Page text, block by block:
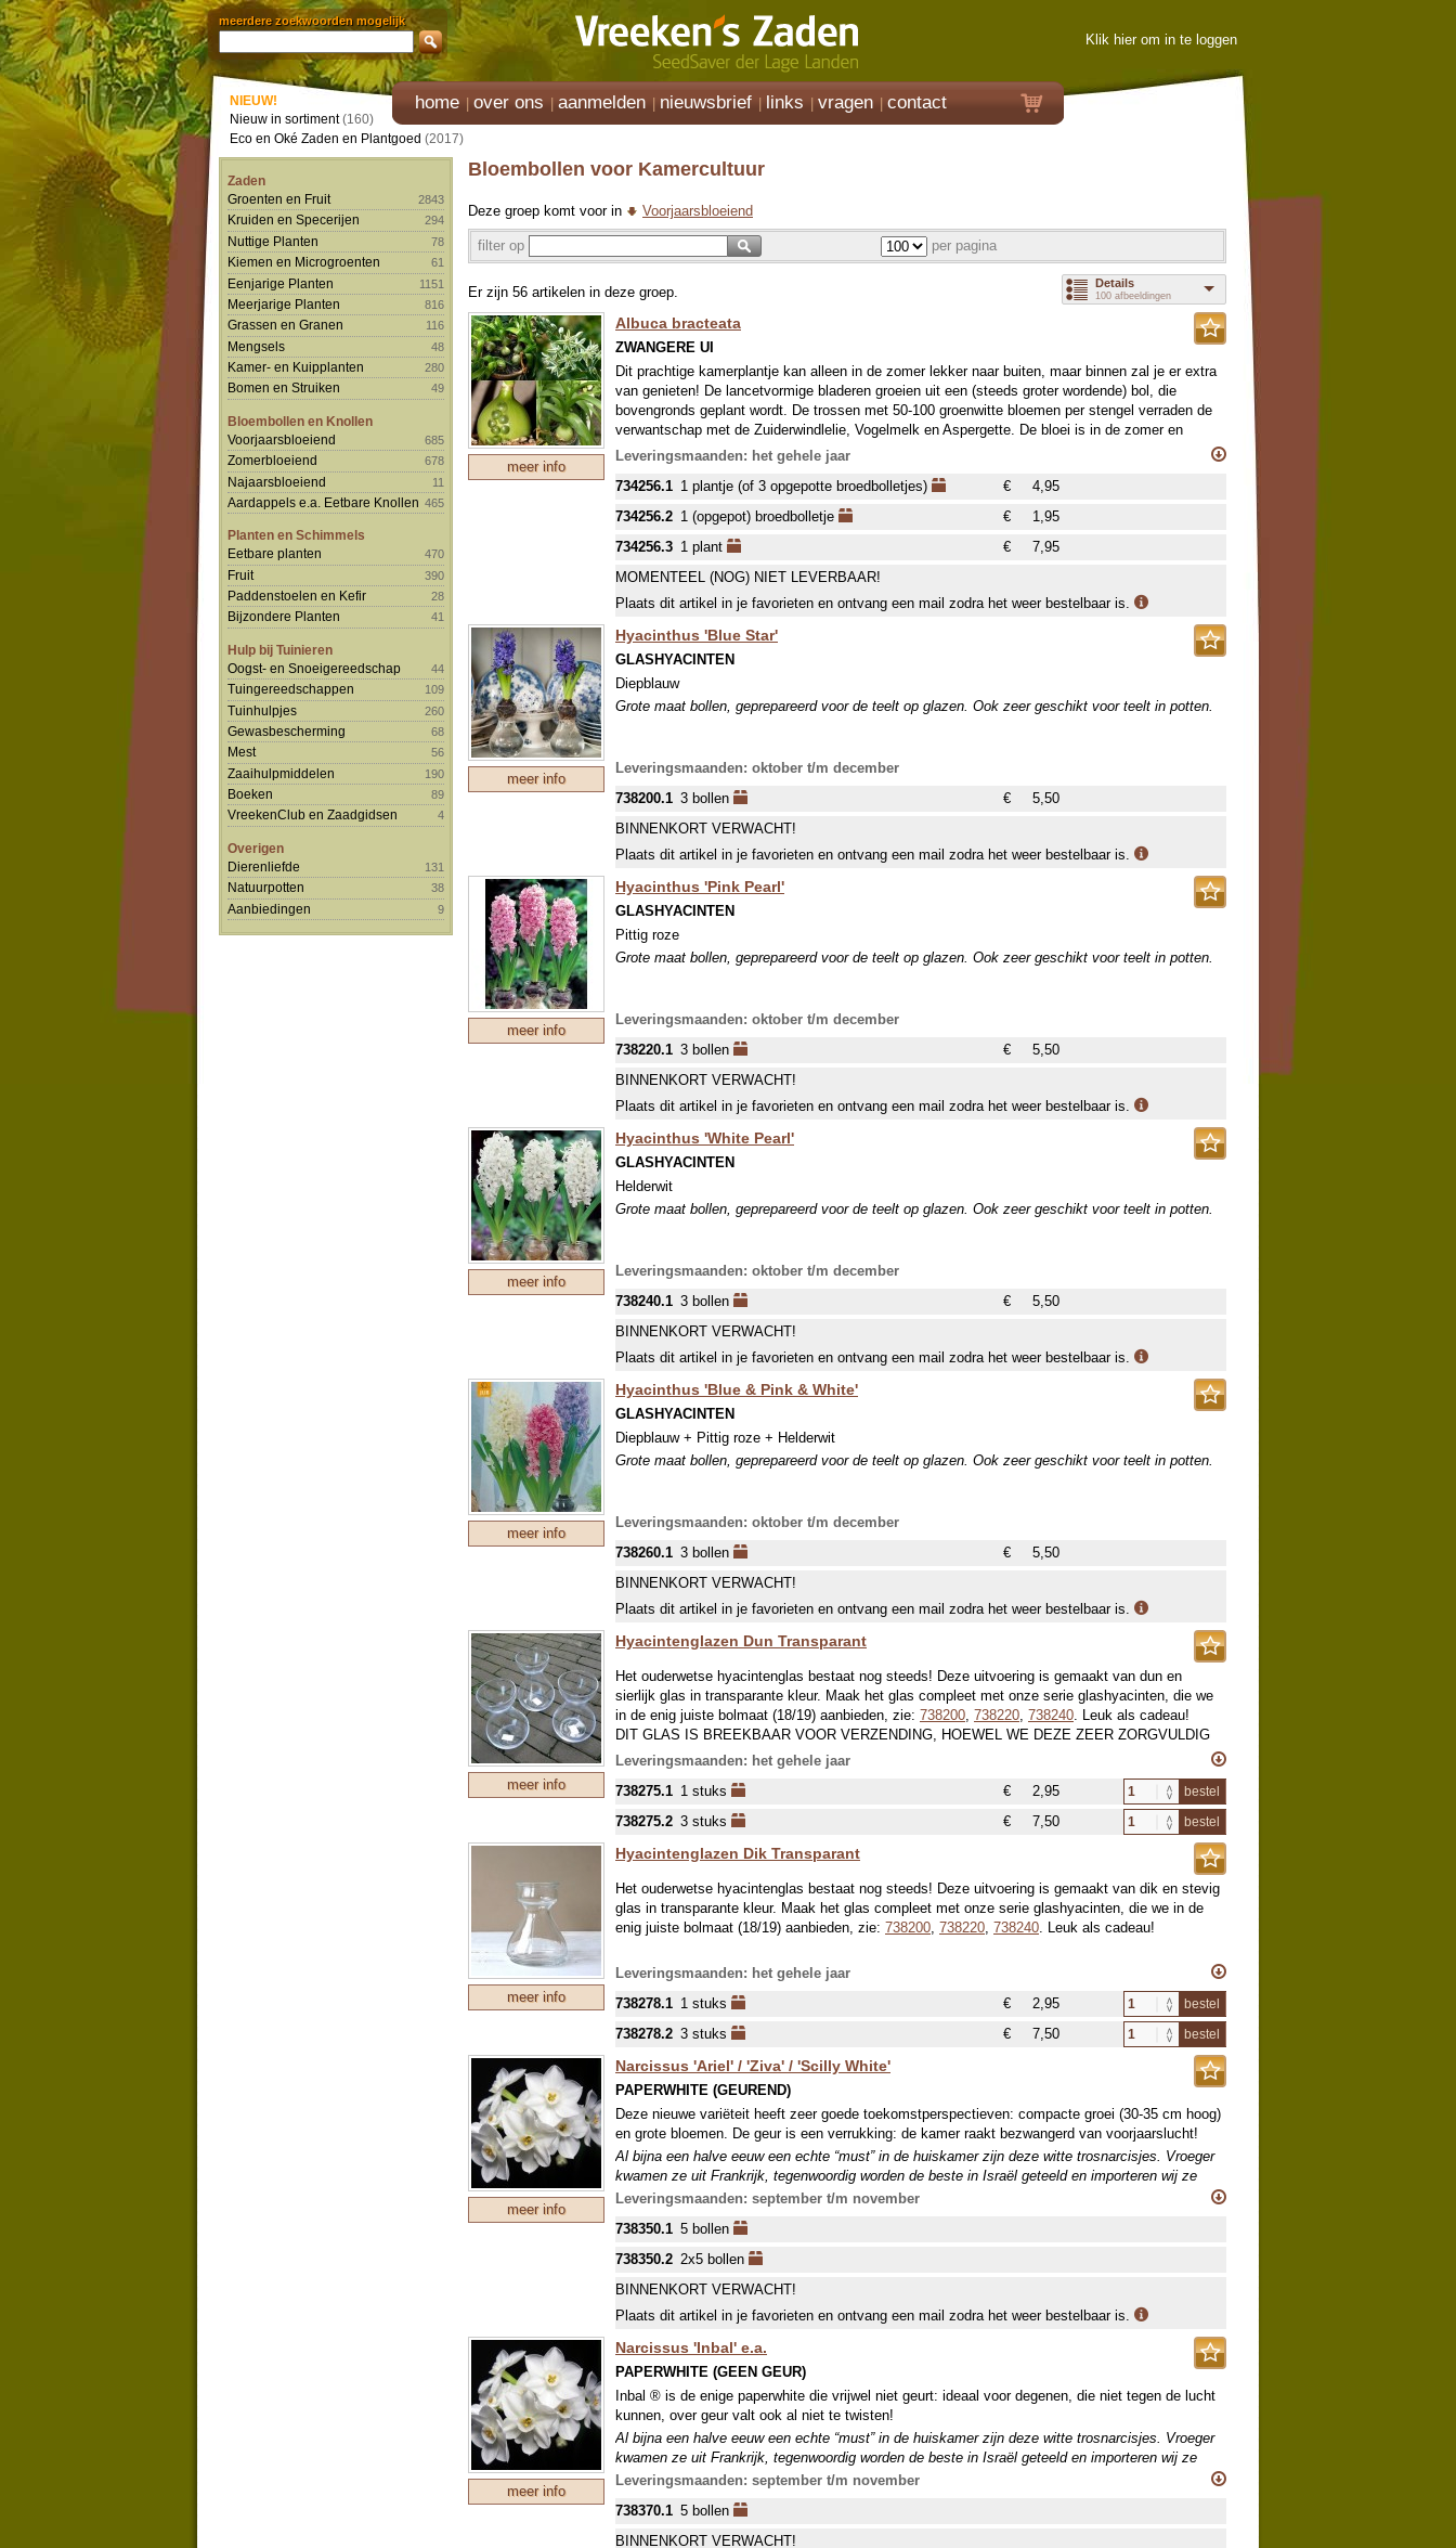
meerdere zoekwoorden mogelijk
Klik hier om in te loggen
home over ons aanmelden nieuwsbrief links vragen contact
NIEUW!
Nieuw in sortiment(160)
Eco en Oké Zaden en Plantgoed (2017)
Zaden
Groenten en Fruit
2843
Kruiden en Specerijen 294
Nuttige Planten 78
Kiemen en Microgroenten 61
Eenjarige Planten 1151
Meerjarige Planten 816
Grassen en Granen 116
Mengsels 48
Kamer- en Kuipplanten 280
Bomen en Struiken 49
Bloembollen en Knollen
Voorjaarsbloeiend
685
Zomerbloeiend 678
Najaarsbloeiend 11
Aardappels e.a. Eetbare Knollen 465
Planten en Schimmels
Eetbare planten
470
Fruit 390
Paddenstoelen en Kefir 28
Bijzondere Planten 41
Hulp bij Tuinieren
Oogst- en Snoeigereedschap
44
Tuingereedschappen 109
Tuinhulpjes 260
Gewasbescherming 68
Mest 56
Zaaihulpmiddelen 190
Boeken 89
VreekenClub en Zaadgidsen 4
Overigen
Dierenliefde
131
Natuurpotten 38
Aanbiedingen 9
Bloembollen voor Kamercultuur
Deze groep komt voor in Voorjaarsbloeiend
filter op per pagina
Details
100 afbeeldingen
Er zijn 56 artikelen in deze groep.
meer info
Albuca bracteata
ZWANGERE UI
Dit prachtige kamerplantje kan alleen in de zomer lekker naar buiten, maar binnen zal je er extra
van genieten! De lancetvormige bladeren groeien uit een (steeds groter wordende) bol, die
bovengronds geplant wordt. De trossen met 50-100 groenwitte bloemen per stengel verraden de
verwantschap met de Zuiderwindlelie, Vogelmelk en Aspergette. De bloei is in de zomer en
gebeurt aan stevige stengels van 70-90 cm lengte.
Aan de basisbol groeien spontaan kleine bolletjes, de krijgen dus gekloonde kindertjes... geef
het plantje een lichte plaats, enig zonlicht wordt goed verdragen, wel vochtig houden, anders
gaat de bol in rust en laat het blad vallen. Die rustperiode kan in de winter geforceerd worden
door de plantje koeler en droger te zetten.
Het plantje is overigens niet eetbaar en zelfs licht giftig of irriterend. De Baviaan eet er graag
plantje groeit wild in Zuid- en Oost Afrika.
Leveringsmaanden: het gehele jaar
734256.1 1 plantje (of 3 opgepotte broedbolletjes) €
4,95
734256.2 1 (opgepot) broedbolletje €
1,95
734256.3 1 plant €
7,95
MOMENTEEL (NOG) NIET LEVERBAAR!
Plaats dit artikel in je favorieten en ontvang een mail zodra het weer bestelbaar is.
meer info
Hyacinthus 'Blue Star'
GLASHYACINTEN
Diepblauw
Grote maat bollen, geprepareerd voor de teelt op glazen. Ook zeer geschikt voor teelt in potten.
Leveringsmaanden: oktober t/m december
738200.1 3 bollen €
5,50
BINNENKORT VERWACHT!
Plaats dit artikel in je favorieten en ontvang een mail zodra het weer bestelbaar is.
meer info
Hyacinthus 'Pink Pearl'
GLASHYACINTEN
Pittig roze
Grote maat bollen, geprepareerd voor de teelt op glazen. Ook zeer geschikt voor teelt in potten.
Leveringsmaanden: oktober t/m december
738220.1 3 bollen €
5,50
BINNENKORT VERWACHT!
Plaats dit artikel in je favorieten en ontvang een mail zodra het weer bestelbaar is.
meer info
Hyacinthus 'White Pearl'
GLASHYACINTEN
Helderwit
Grote maat bollen, geprepareerd voor de teelt op glazen. Ook zeer geschikt voor teelt in potten.
Leveringsmaanden: oktober t/m december
738240.1 3 bollen €
5,50
BINNENKORT VERWACHT!
Plaats dit artikel in je favorieten en ontvang een mail zodra het weer bestelbaar is.
meer info
Hyacinthus 'Blue & Pink & White'
GLASHYACINTEN
Diepblauw + Pittig roze + Helderwit
Grote maat bollen, geprepareerd voor de teelt op glazen. Ook zeer geschikt voor teelt in potten.
Leveringsmaanden: oktober t/m december
738260.1 3 bollen €
5,50
BINNENKORT VERWACHT!
Plaats dit artikel in je favorieten en ontvang een mail zodra het weer bestelbaar is.
meer info
Hyacintenglazen Dun Transparant
Het ouderwetse hyacintenglas bestaat nog steeds! Deze uitvoering is gemaakt van dun en
sierlijk glas in transparante kleur. Maak het glas compleet met onze serie glashyacinten, die we
in de enig juiste bolmaat (18/19) aanbieden, zie: 738200 738220 738240 . Leuk als cadeau!
DIT GLAS IS BREEKBAAR VOOR VERZENDING, HOEWEL WE DEZE ZEER ZORGVULDIG
INPAKKEN KUNNEN WE EEN HELE OVERKOMST NIET GARANDEREN! OPHALEN?
Leveringsmaanden: het gehele jaar
738275.1 1 stuks € 2,95 bestel
738275.2 3 stuks € 7,50 bestel
meer info
Hyacintenglazen Dik Transparant
Het ouderwetse hyacintenglas bestaat nog steeds! Deze uitvoering is gemaakt van dik en stevig
glas in transparante kleur. Maak het glas compleet met onze serie glashyacinten, die we in de
enig juiste bolmaat (18/19) aanbieden, zie: 738200 738220 738240 . Leuk als cadeau!
DIT GLAS IS BREEKBAAR VOOR VERZENDING, HOEWEL WE DEZE ZEER ZORGVULDIG
INPAKKEN KUNNEN WE EEN HELE OVERKOMST NIET GARANDEREN! OPHALEN?
Leveringsmaanden: het gehele jaar
738278.1 1 stuks € 2,95 bestel
738278.2 3 stuks € 7,50 bestel
meer info
Narcissus 'Ariel' / 'Ziva' / 'Scilly White'
PAPERWHITE (GEUREND)
Deze nieuwe variëteit heeft zeer goede toekomstperspectieven: compacte groei (30-35 cm hoog)
en grote bloemen. De geur is een verrukking: de kamer raakt bezwangerd van voorjaarslucht!
Al bijna een halve eeuw een echte “must” in de huiskamer zijn deze witte trosnarcisjes. Vroeger
kwamen ze uit Frankrijk, tegenwoordig worden de beste in Israël geteeld en importeren wij ze
dan ook daar vandaan. Gemakkelijk te telen (met duidelijke teeltaanwijzing).
Leveringsmaanden: september t/m november
738350.1 5 bollen
738350.2 2x5 bollen
BINNENKORT VERWACHT!
Plaats dit artikel in je favorieten en ontvang een mail zodra het weer bestelbaar is.
meer info
Narcissus 'Inbal' e.a.
PAPERWHITE (GEEN GEUR)
Inbal ® is de enige paperwhite die vrijwel niet geurt: ideaal voor degenen, die niet tegen de lucht
kunnen, over geur valt ook al niet te twisten!
Al bijna een halve eeuw een echte “must” in de huiskamer zijn deze witte trosnarcisjes. Vroeger
kwamen ze uit Frankrijk, tegenwoordig worden de beste in Israël geteeld en importeren wij ze
dan ook daar vandaan. Gemakkelijk te telen (met duidelijke teeltaanwijzing).
Leveringsmaanden: september t/m november
738370.1 5 bollen
BINNENKORT VERWACHT!